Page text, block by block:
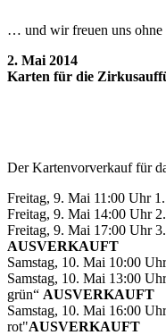
… und wir freuen uns ohne
2. Mai 2014
Karten für die
Der Kartenvorverkauf für
Freitag, 9. Mai 11:00 Uhr
Freitag, 9. Mai 14:00 Uhr
Freitag, 9. Mai 17:00 Uhr
AUSVERKAUFT
Samstag, 10. Mai 10:00
Samstag, 10. Mai 13:00
grün“ AUSVERKAUFT
Samstag, 10. Mai 16:00
rot"AUSVERKAUFT